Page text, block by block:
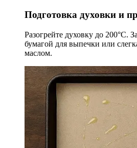
Подготовка духовки и
Разогрейте духовку до 200°C.
бумагой для выпечки или
маслом.